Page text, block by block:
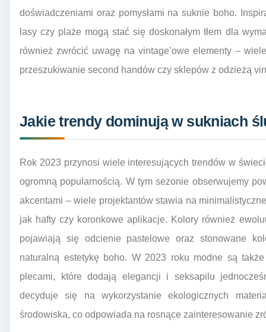
doświadczeniami oraz pomysłami na suknie boho.
lasy czy plaże mogą stać się doskonałym tłem dla
również zwrócić uwagę na vintage’owe elementy –
przeszukiwanie second handów czy sklepów z odzieżą
Jakie trendy dominują w sukniach
Rok 2023 przynosi wiele interesujących trendów w
ogromną popularnością. W tym sezonie obserwujemy
akcentami – wiele projektantów stawia na
jak hafty czy koronkowe aplikacje. Kolory również
pojawiają się odcienie pastelowe oraz stonowane
naturalną estetykę boho. W 2023 roku modne są
plecami, które dodają elegancji i seksapilu
decyduje się na wykorzystanie ekologicznych
środowiska, co odpowiada na rosnące zainteresowanie